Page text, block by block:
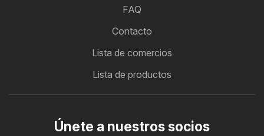
FAQ
Contacto
Lista de comercios
Lista de productos
Únete a nuestros socios